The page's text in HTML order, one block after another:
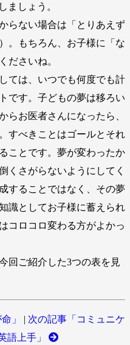
ましょう。
らない場合は「とりあえず
。もちろん、お子様に「な
ださいね。
ては、いつでも何度でも計
です。子どもの夢は移ろい
らお医者さんになったら、
すべきことはゴールとそれ
ことです。夢が変わったか
くさがらないようにしてく
することではなく、その夢
識としてお子様に蓄えられ
コロコロ変わる方がよかっ
回ご紹介した3つの表を見
」 | 次の記事「コミュニケ
語上手」